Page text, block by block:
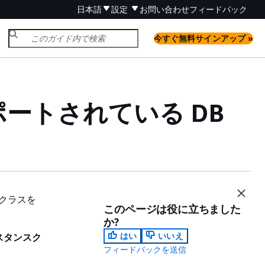
日本語 設定 お問い合わせフィードバック
今すぐ無料サインアップ »
トされている DB
ラスを
ンスク
このページは役に立ちました
か?
はい
いいえ
フィードバックを送信